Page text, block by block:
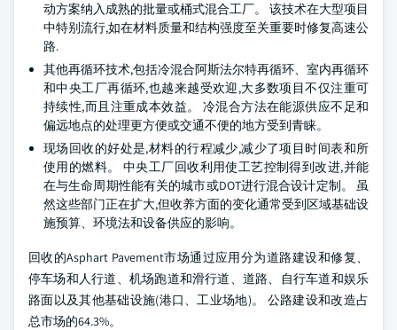
动方案纳入成熟的批量或桶式混合工厂。 该技术在大型项目
中特别流行,如在材料质量和结构强度至关重要时修复高速公
路.
其他再循环技术,包括冷混合阿斯法尔特再循环、室内再循环
和中央工厂再循环,也越来越受欢迎,大多数项目不仅注重可
持续性,而且注重成本效益。 冷混合方法在能源供应不足和
偏远地点的处理更方便或交通不便的地方受到青睐。
现场回收的好处是,材料的行程减少,减少了项目时间表和所
使用的燃料。 中央工厂回收利用使工艺控制得到改进,并能
在与生命周期性能有关的城市或DOT进行混合设计定制。 虽
然这些部门正在扩大,但收养方面的变化通常受到区域基础设
施预算、环境法和设备供应的影响。
回收的Asphart Pavement市场通过应用分为道路建设和修复、
停车场和人行道、机场跑道和滑行道、道路、自行车道和娱乐
路面以及其他基础设施(港口、工业场地)。 公路建设和改造占
总市场的64.3%。